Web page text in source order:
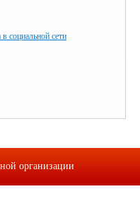
социальной сети
организации